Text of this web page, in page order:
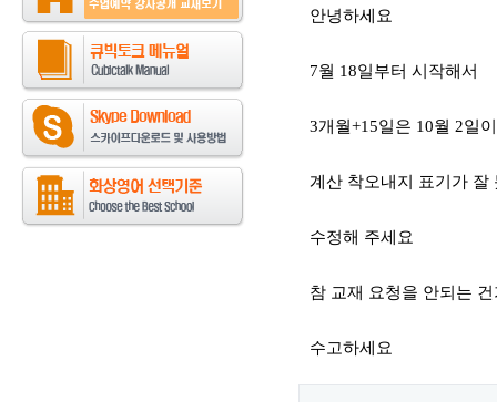
안녕하세요
7월 18일부터 시작해서
3개월+15일은 10월 2일
계산 착오내지 표기가 잘
수정해 주세요
참 교재 요청을 안되는 건
수고하세요